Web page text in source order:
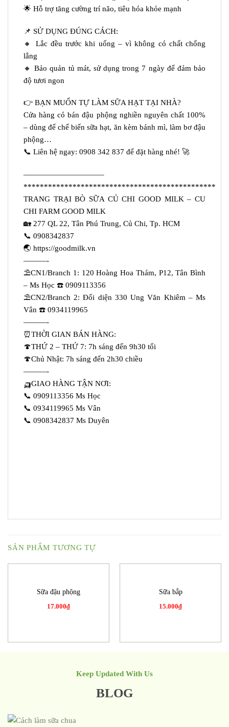
🌟 Hỗ trợ tăng cường trí não, tiêu hóa khỏe mạnh
📌 SỬ DỤNG ĐÚNG CÁCH:
🔸 Lắc đều trước khi uống – vì không có chất chống
lắng
🔸 Bảo quản tủ mát, sử dụng trong 7 ngày để đảm bảo
độ tươi ngon
👉 BẠN MUỐN TỰ LÀM SỮA HẠT TẠI NHÀ?
Cửa hàng có bán đậu phộng nghiền nguyên chất 100%
– dùng để chế biến sữa hạt, ăn kèm bánh mì, làm bơ đậu
phộng…
📞 Liên hệ ngay: 0908 342 837 để đặt hàng nhé! 🚀
——————————–
***********************************************
TRANG TRẠI BÒ SỮA CỦ CHI GOOD MILK – CU
CHI FARM GOOD MILK
🏡 277 QL 22, Tân Phú Trung, Củ Chi, Tp. HCM
📞 0908342837
🌏 https://goodmilk.vn
———-
⛱️CN1/Branch 1: 120 Hoàng Hoa Thám, P12, Tân Bình
– Ms Học ☎️ 0909113356
⛱️CN2/Branch 2: Đối diện 330 Ung Văn Khiêm – Ms
Vân ☎️ 0934119965
———-
⏰THỜI GIAN BÁN HÀNG:
🍄THỨ 2 – THỨ 7: 7h sáng đến 9h30 tối
🍄Chủ Nhật: 7h sáng đến 2h30 chiều
———-
🛺GIAO HÀNG TẬN NƠI:
📞 0909113356 Ms Học
📞 0934119965 Ms Vân
📞 0908342837 Ms Duyên
SẢN PHẨM TƯƠNG TỰ
Sữa đậu phộng
17.000₫
Sữa bắp
15.000₫
Keep Updated With Us
BLOG